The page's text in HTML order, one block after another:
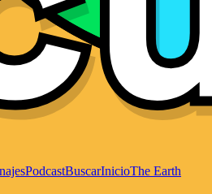
PodcastBuscarInicioThe Earth